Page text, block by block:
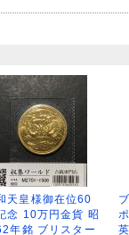
天皇様御在位60
念 10万円金貨 昭
年銘 ブリスター